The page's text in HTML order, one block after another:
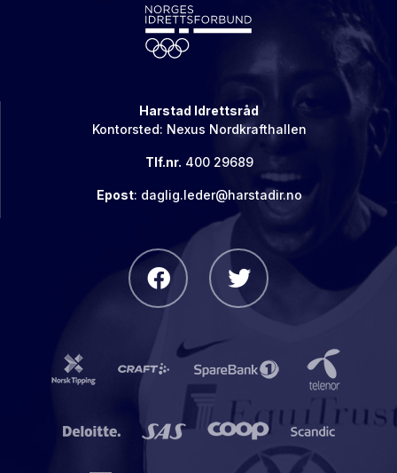
Harstad Idrettsråd
Kontorsted: Nexus Nordkrafthallen
Tlf.nr. 400 29689
Epost: daglig.leder@harstadir.no